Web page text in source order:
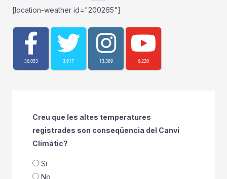
[location-weather id="200265"]
36,053 3,917 13,389 6,220
Creu que les altes temperatures
registrades son conseqüencia del Canvi
Climàtic?
Si
No